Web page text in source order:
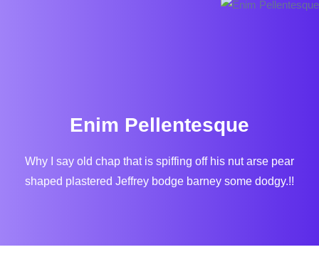
Enim Pellentesque
Why I say old chap that is spiffing off his nut arse pear
shaped plastered Jeffrey bodge barney some dodgy.!!